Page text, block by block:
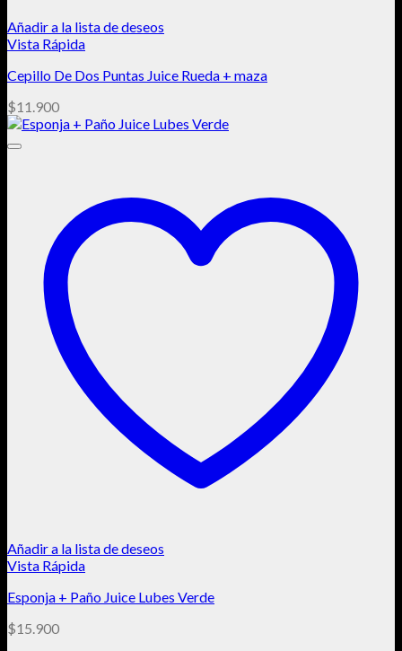
Añadir a la lista de deseos
Vista Rápida
Cepillo De Dos Puntas Juice Rueda + maza
$11.900
Añadir a la lista de deseos
Vista Rápida
Esponja + Paño Juice Lubes Verde
$15.900